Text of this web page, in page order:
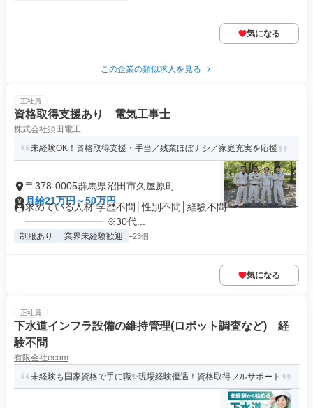
気になる
この企業の類似求人を見る
正社員
資格取得支援あり 電気工事士
株式会社須田電工
未経験OK！資格取得支援・手当／残業ほぼナシ／家庭充実を応援
〒378-0005群馬県沼田市久屋原町
月給21万円～50万円
求めている人材 学歴不問│性別不問│経験不問 ━━━━━━━
━━━━━━━━ ※30代...
制服あり 業界未経験歓迎 +23個
気になる
正社員
下水道インフラ設備の維持管理(ロボット調査など) 経
験不問
有限会社ecom
未経験も国家資格で手に職✨現場経験優遇！資格取得フルサポート